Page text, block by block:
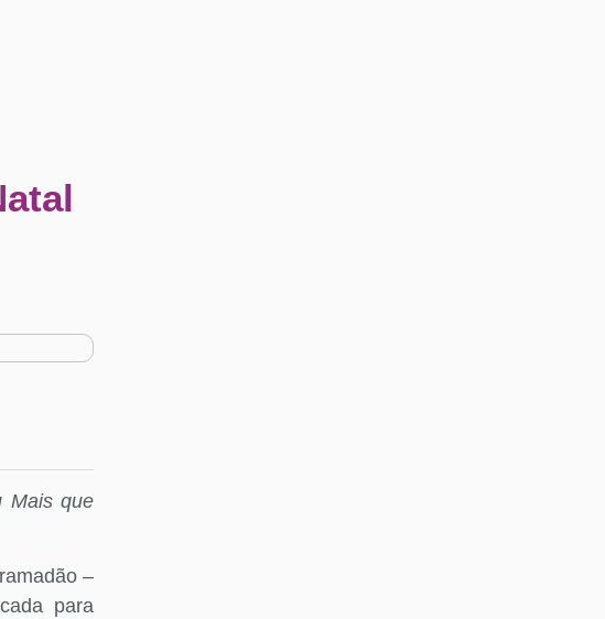
Mais que
–
para